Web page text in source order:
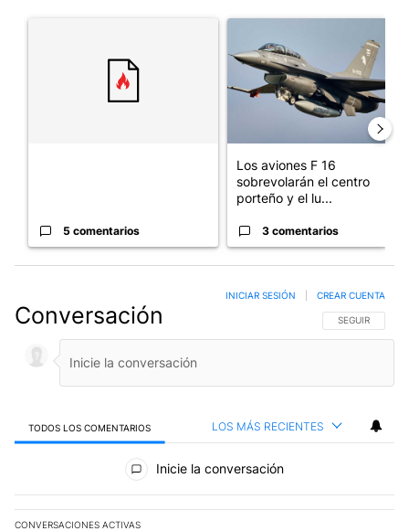
5 comentarios
Los aviones F 16
sobrevolarán el centro
porteño y el lu...
3 comentarios
Conversación SIGA ESTA
SEGUIR
INICIAR SESIÓN CREAR CUENTA
TODOS LOS COMENTARIOS LOS MÁS RECIENTES
Todos los comentarios
Inicie la conversación
CONVERSACIONES ACTIVAS